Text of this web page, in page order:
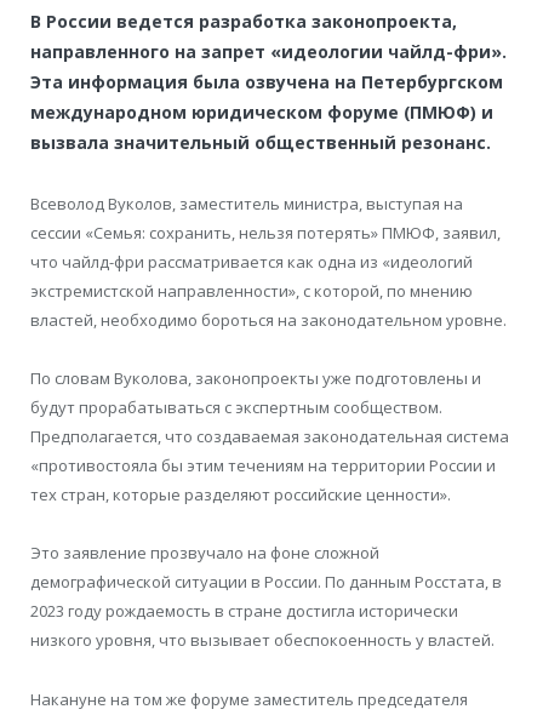
В России ведется разработка законопроекта,
направленного на запрет «идеологии чайлд-фри».
Эта информация была озвучена на Петербургском
международном юридическом форуме (ПМЮФ) и
вызвала значительный общественный резонанс.
Всеволод Вуколов, заместитель министра, выступая на
сессии «Семья: сохранить, нельзя потерять» ПМЮФ, заявил,
что чайлд-фри рассматривается как одна из «идеологий
экстремистской направленности», с которой, по мнению
властей, необходимо бороться на законодательном уровне.
По словам Вуколова, законопроекты уже подготовлены и
будут прорабатываться с экспертным сообществом.
Предполагается, что создаваемая законодательная система
«противостояла бы этим течениям на территории России и
тех стран, которые разделяют российские ценности».
Это заявление прозвучало на фоне сложной
демографической ситуации в России. По данным Росстата, в
2023 году рождаемость в стране достигла исторически
низкого уровня, что вызывает обеспокоенность у властей.
Накануне на том же форуме заместитель председателя